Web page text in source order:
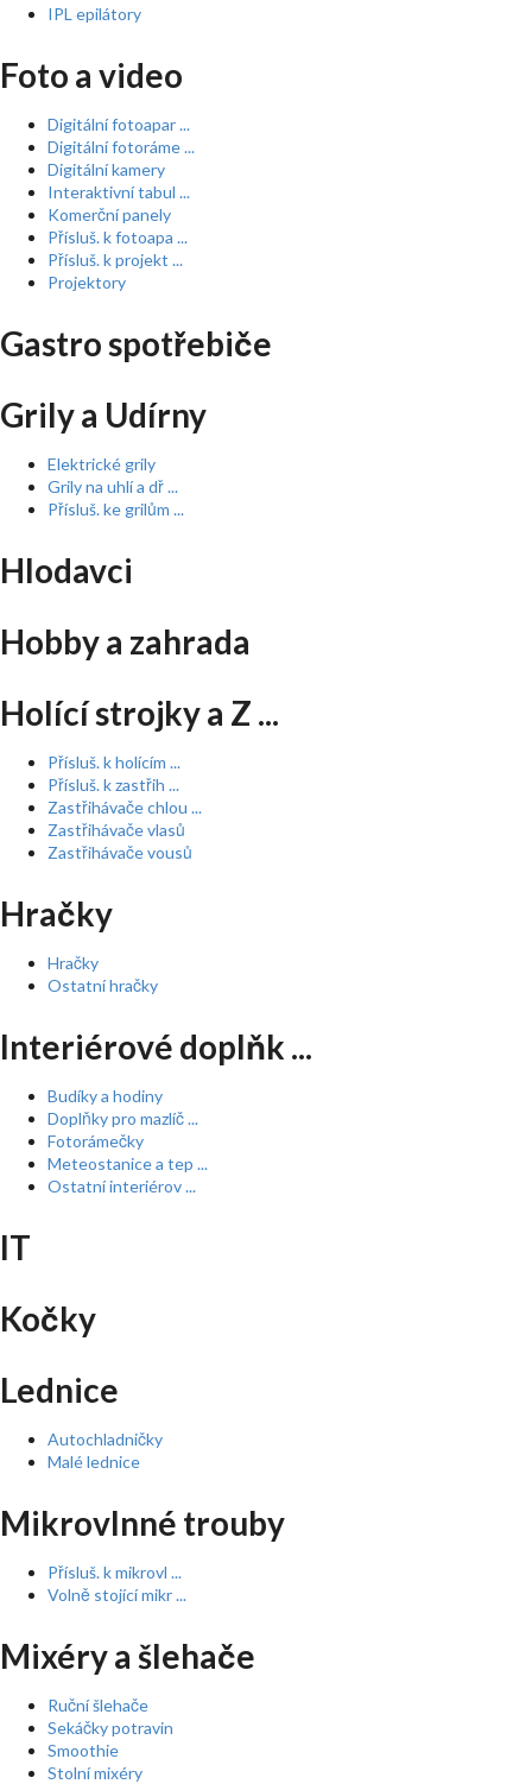
IPL epilátory
Foto a video
Digitální fotoapar ...
Digitální fotoráme ...
Digitální kamery
Interaktivní tabul ...
Komerční panely
Přísluš. k fotoapa ...
Přísluš. k projekt ...
Projektory
Gastro spotřebiče
Grily a Udírny
Elektrické grily
Grily na uhlí a dř ...
Přísluš. ke grilům ...
Hlodavci
Hobby a zahrada
Holící strojky a Z ...
Přísluš. k holícím ...
Přísluš. k zastřih ...
Zastřihávače chlou ...
Zastřihávače vlasů
Zastřihávače vousů
Hračky
Hračky
Ostatní hračky
Interiérové doplňk ...
Budíky a hodiny
Doplňky pro mazlíč ...
Fotorámečky
Meteostanice a tep ...
Ostatní interiérov ...
IT
Kočky
Lednice
Autochladničky
Malé lednice
Mikrovlnné trouby
Přísluš. k mikrovl ...
Volně stojící mikr ...
Mixéry a šlehače
Ruční šlehače
Sekáčky potravin
Smoothie
Stolní mixéry